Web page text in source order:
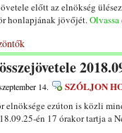
előtt az elnökség
honlapjának jövőjét.
14. SZÓLJON
elnöksége ezúton is közli
én 17 órakor tartja a